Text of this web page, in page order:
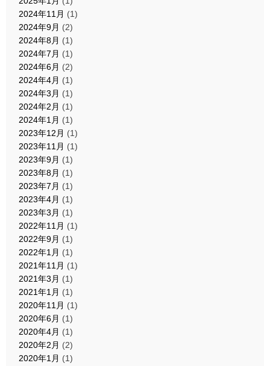
2024年11月 (1)
2024年9月 (2)
2024年8月 (1)
2024年7月 (1)
2024年6月 (2)
2024年4月 (1)
2024年3月 (1)
2024年2月 (1)
2024年1月 (1)
2023年12月 (1)
2023年11月 (1)
2023年9月 (1)
2023年8月 (1)
2023年7月 (1)
2023年4月 (1)
2023年3月 (1)
2022年11月 (1)
2022年9月 (1)
2022年1月 (1)
2021年11月 (1)
2021年3月 (1)
2021年1月 (1)
2020年11月 (1)
2020年6月 (1)
2020年4月 (1)
2020年2月 (2)
2020年1月 (1)